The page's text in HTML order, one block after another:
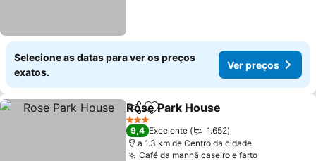
Selecione as datas para ver os preços
exatos.
Ver preços
PartilharAdicionar aos favoritos
Rose Park House
3 Estrelas
9,4 Excelente
1.652
a 1.3 km de Centro da cidade
Café da manhã caseiro e farto